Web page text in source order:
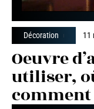
Décoration 11
Oeuvre
utiliser,